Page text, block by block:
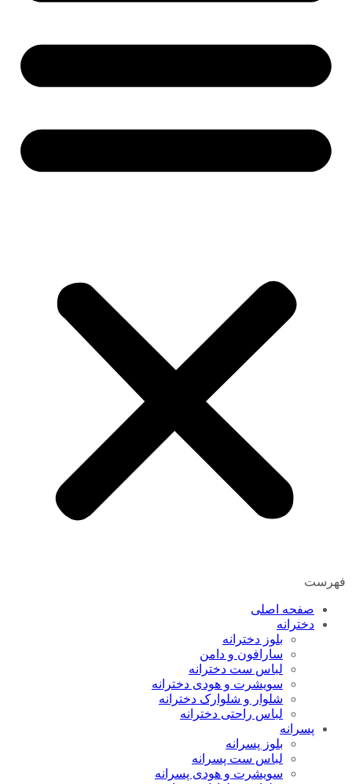
فهرست
صفحه اصلی
دخترانه
بلوز دخترانه
سارافون و دامن
لباس ست دخترانه
سویشرت و هودی دخترانه
شلوار و شلوارک دخترانه
لباس راحتی دخترانه
پسرانه
بلوز پسرانه
لباس ست پسرانه
سویشرت و هودی پسرانه